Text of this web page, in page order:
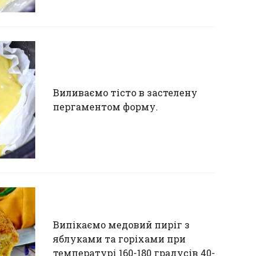
Виливаємо тісто в застелену
пергаментом форму.
Випікаємо медовий пиріг з
яблуками та горіхами при
температурі 160-180 градусів 40-